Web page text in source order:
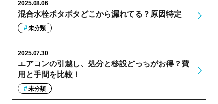
混合水栓ポタポタどこから漏れてる？原因特定
2025.08.06
未分類
エアコンの引越し、処分と移設どっちがお得？費
用と手間を比較！
2025.07.30
未分類